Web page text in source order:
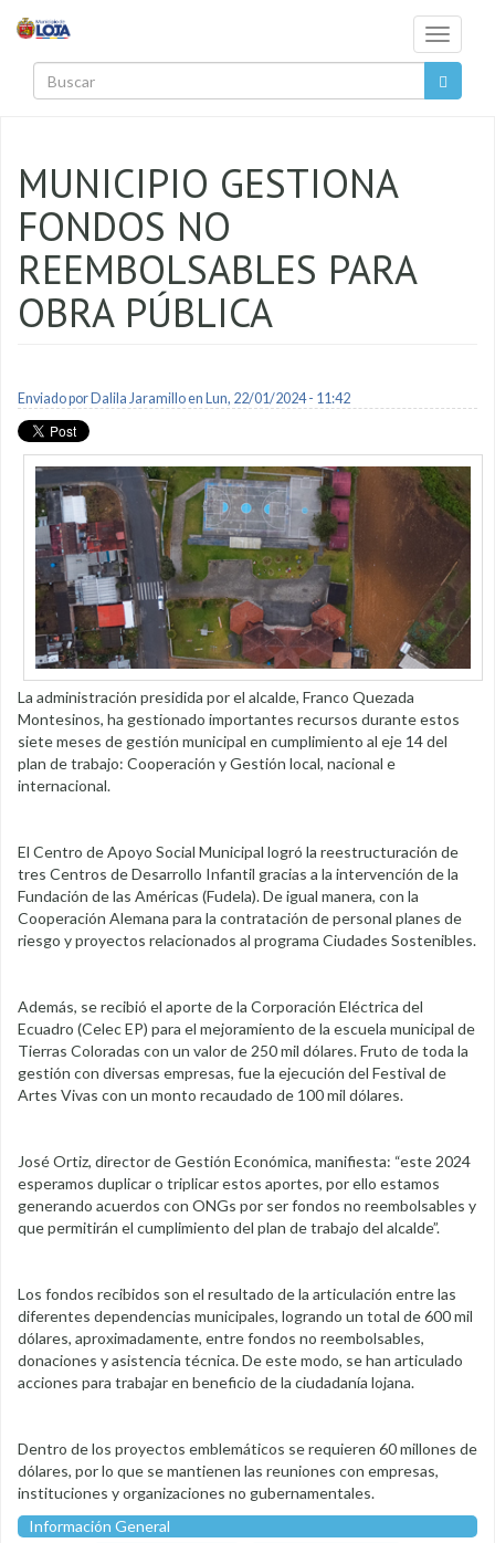
Toggle
MUNICIPIO GESTIONA
FONDOS NO
REEMBOLSABLES PARA
OBRA PÚBLICA
Enviado por Dalila Jaramilloen Lun, 22/01/2024 - 11:42
La administración presidida por el alcalde, Franco Quezada
Montesinos, ha gestionado importantes recursos durante estos
siete meses de gestión municipal en cumplimiento al eje 14 del
plan de trabajo: Cooperación y Gestión local, nacional e
internacional.
El Centro de Apoyo Social Municipal logró la reestructuración de
tres Centros de Desarrollo Infantil gracias a la intervención de la
Fundación de las Américas (Fudela). De igual manera, con la
Cooperación Alemana para la contratación de personal planes de
riesgo y proyectos relacionados al programa Ciudades Sostenibles.
Además, se recibió el aporte de la Corporación Eléctrica del
Ecuadro (Celec EP) para el mejoramiento de la escuela municipal de
Tierras Coloradas con un valor de 250 mil dólares. Fruto de toda la
gestión con diversas empresas, fue la ejecución del Festival de
Artes Vivas con un monto recaudado de 100 mil dólares.
José Ortiz, director de Gestión Económica, manifiesta: “este 2024
esperamos duplicar o triplicar estos aportes, por ello estamos
generando acuerdos con ONGs por ser fondos no reembolsables y
que permitirán el cumplimiento del plan de trabajo del alcalde”.
Los fondos recibidos son el resultado de la articulación entre las
diferentes dependencias municipales, logrando un total de 600 mil
dólares, aproximadamente, entre fondos no reembolsables,
donaciones y asistencia técnica. De este modo, se han articulado
acciones para trabajar en beneficio de la ciudadanía lojana.
Dentro de los proyectos emblemáticos se requieren 60 millones de
dólares, por lo que se mantienen las reuniones con empresas,
instituciones y organizaciones no gubernamentales.
Información General